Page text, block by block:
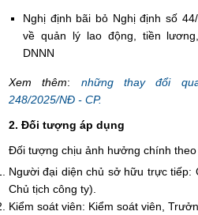
Nghị định bãi bỏ Nghị định số
về quản lý lao động, tiền
DNNN
Xem thêm: những thay đổi
248/2025/NĐ - CP.
2. Đối tượng áp dụng
Đối tượng chịu ảnh hưởng chính
Người đại diện chủ sở hữu trực tiếp:
Chủ tịch công ty).
Kiểm soát viên: Kiểm soát viên,